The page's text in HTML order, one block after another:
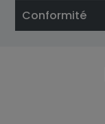
Conformité